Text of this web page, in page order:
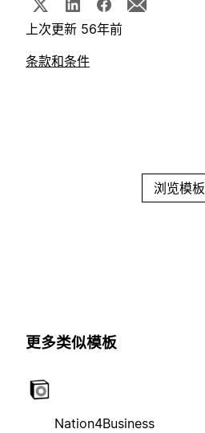
上次更新 56年前
条款和条件
浏览模板
更多类似模板
Nation4Business